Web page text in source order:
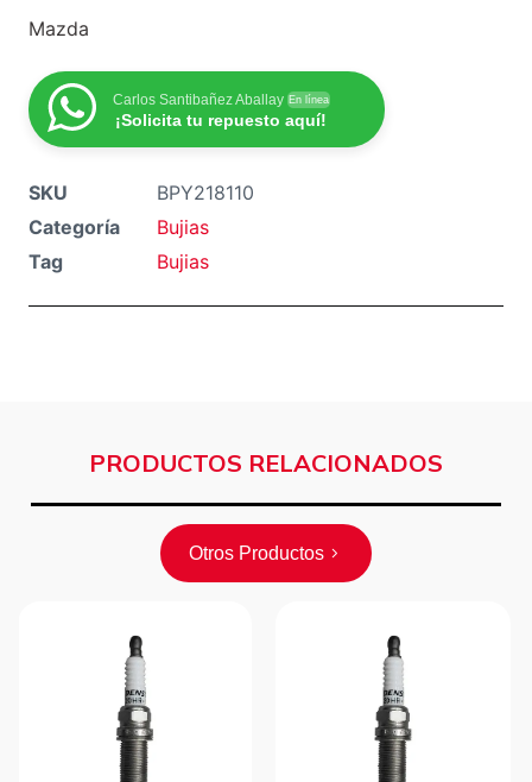
Mazda
Carlos Santibañez Aballay En línea
¡Solicita tu repuesto aquí!
SKU
BPY218110
Categoría
Bujias
Tag
Bujias
PRODUCTOS RELACIONADOS
Otros Productos